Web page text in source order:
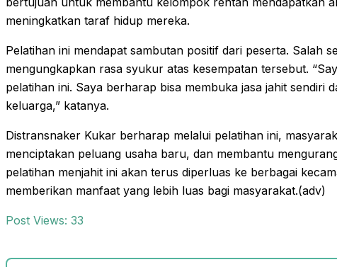
meningkatkan taraf hidup mereka.
Pelatihan ini mendapat sambutan positif dari peserta. Salah
mengungkapkan rasa syukur atas kesempatan tersebut.
pelatihan ini. Saya berharap bisa membuka jasa jahit sendiri
keluarga,” katanya.
Distransnaker Kukar berharap melalui pelatihan ini,
menciptakan peluang usaha baru, dan membantu
pelatihan menjahit ini akan terus diperluas ke berbagai
memberikan manfaat yang lebih luas bagi masyarakat.(adv)
Post Views: 33